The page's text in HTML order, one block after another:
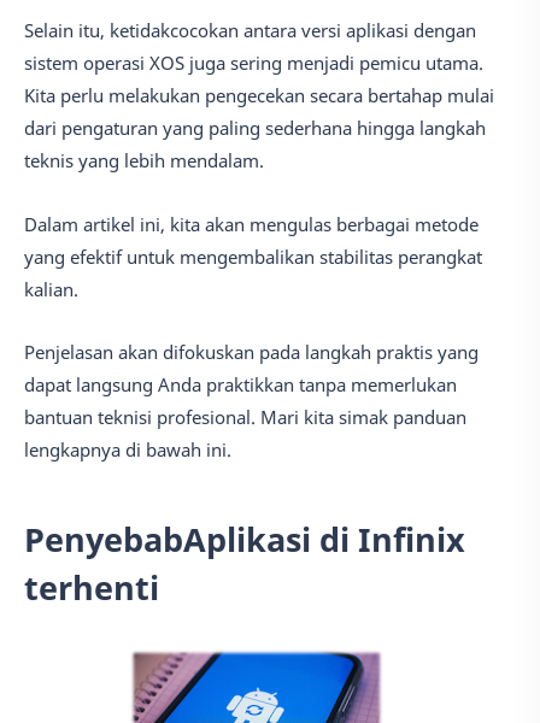
Selain itu, ketidakcocokan antara versi aplikasi dengan
sistem operasi XOS juga sering menjadi pemicu utama.
Kita perlu melakukan pengecekan secara bertahap mulai
dari pengaturan yang paling sederhana hingga langkah
teknis yang lebih mendalam.
Dalam artikel ini, kita akan mengulas berbagai metode
yang efektif untuk mengembalikan stabilitas perangkat
kalian.
Penjelasan akan difokuskan pada langkah praktis yang
dapat langsung Anda praktikkan tanpa memerlukan
bantuan teknisi profesional. Mari kita simak panduan
lengkapnya di bawah ini.
PenyebabAplikasi di Infinix
terhenti